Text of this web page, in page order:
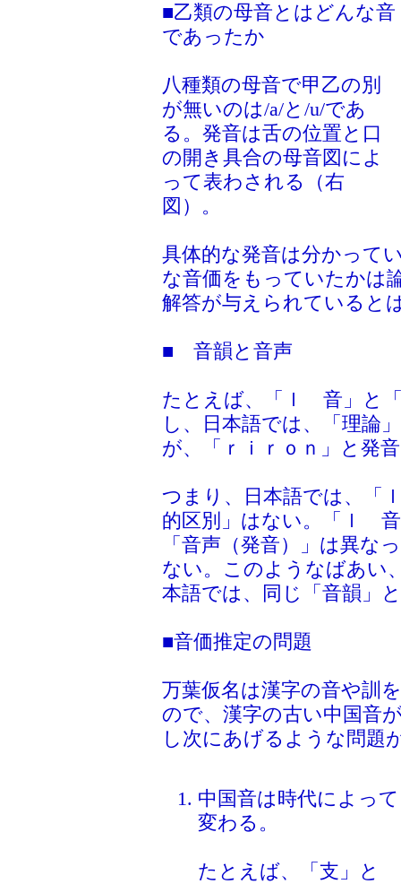
■乙類の母音とはどんな音
であったか
八種類の母音で甲乙の別
が無いのは/a/と/u/であ
る。発音は舌の位置と口
の開き具合の母音図によ
って表わされる（右
図）。
具体的な発音は分かって
な音価をもっていたかは
解答が与えられていると
■ 音韻と音声
たとえば、「ｌ 音」と
し、日本語では、「理論
が、「ｒｉｒｏｎ」と発
つまり、日本語では、
的区別」はない。「ｌ
「音声（発音）」は異な
ない。このようなばあ
本語では、同じ「音韻」
■音価推定の問題
万葉仮名は漢字の音や訓
ので、漢字の古い中国音
し次にあげるような問題
中国音は時代によって
変わる。
たとえば、「支」と